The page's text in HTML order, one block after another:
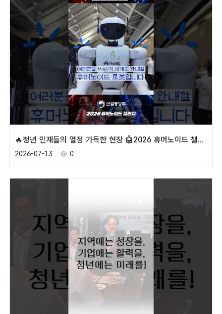
🔥청년 인재들의 열정 가득한 현장 🤖2026 휴머노이드 챌린지
2026-07-13 0